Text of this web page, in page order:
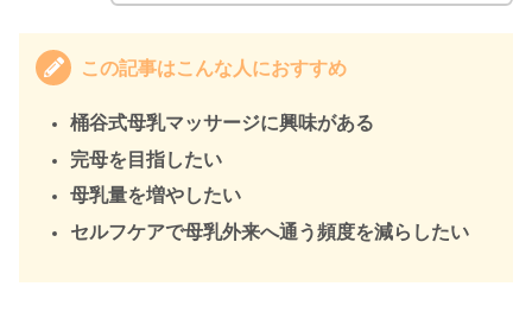
この記事はこんな人におすすめ
桶谷式母乳マッサージに興味がある
完母を目指したい
母乳量を増やしたい
セルフケアで母乳外来へ通う頻度を減らしたい